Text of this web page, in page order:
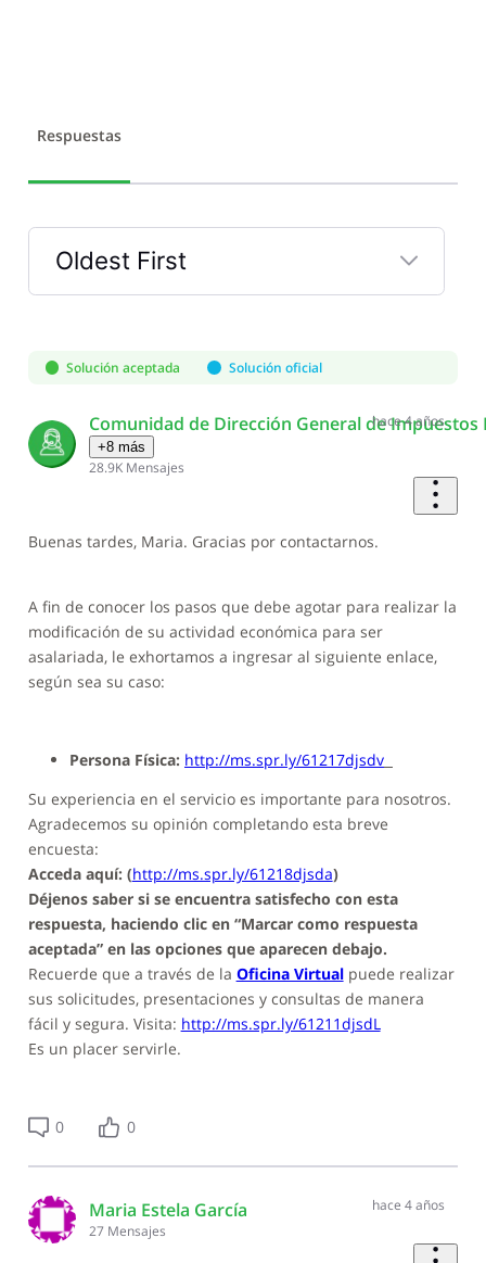
Respuestas
Oldest First
Selected
First
Solución aceptada Solución oficial
Comunidad de Dirección General de
+8 más
28.9K Mensajes
hace 4 años
Buenas tardes, Maria. Gracias por contactarnos.
A fin de conocer los pasos que debe agotar para realizar la
modificación de su actividad económica para ser
asalariada, le exhortamos a ingresar al siguiente enlace,
según sea su caso:
Persona Física: http://ms.spr.ly/61217djsdv
Su experiencia en el servicio es importante para nosotros.
Agradecemos su opinión completando esta breve
encuesta:
Acceda aquí: (http://ms.spr.ly/61218djsda)
Déjenos saber si se encuentra satisfecho con esta
respuesta, haciendo clic en “Marcar como respuesta
aceptada” en las opciones que aparecen debajo.
Recuerde que a través de la Oficina Virtualpuede realizar
sus solicitudes, presentaciones y consultas de manera
fácil y segura. Visita: http://ms.spr.ly/61211djsdL
Es un placer servirle.
0 0
Maria Estela García
27 Mensajes
hace 4 años